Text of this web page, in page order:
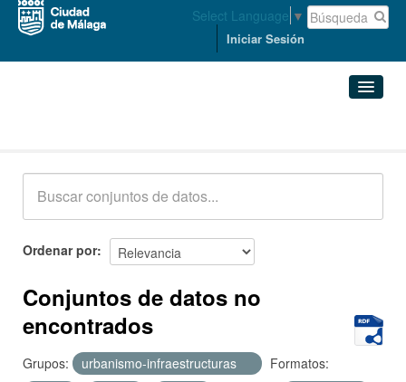
Select Language ▼
Iniciar Sesión
Acerca de
Ordenar por
Conjuntos de datos no
encontrados
Grupos: urbanismo-infraestructuras
Formatos: